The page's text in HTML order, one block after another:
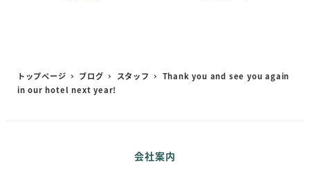
トップページ ブログ スタッフ
Thank you and see you again
in our hotel next year!
会社案内